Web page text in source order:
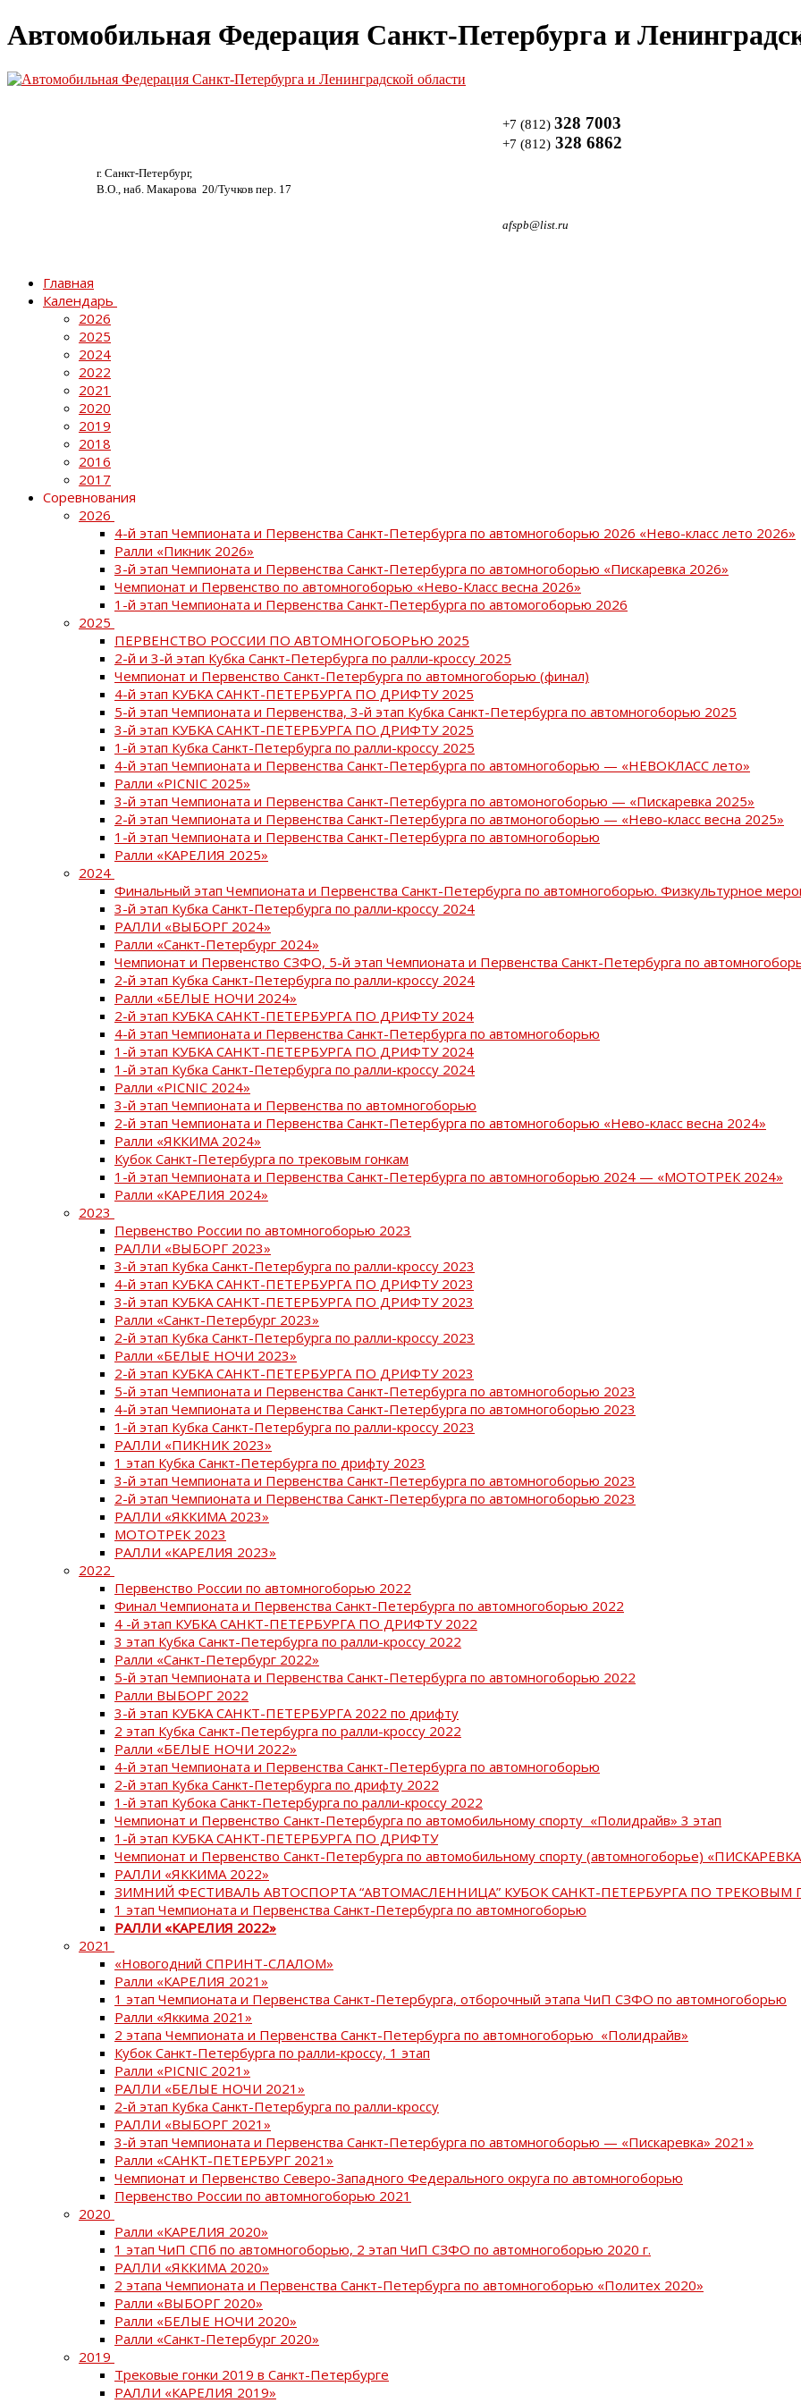
Автомобильная Федерация Санкт-Петербурга и
г. Санкт-Петербург,
В.О., наб. Макарова 20/Тучков пер. 17
+7 (812) 328 7003
+7 (812) 328 6862
afspb@list.ru
Главная
Календарь
2026
2025
2024
2022
2021
2020
2019
2018
2016
2017
Соревнования
2026
4-й этап Чемпионата и Первенства Санкт-Петербурга по автомногоборью 2026 «Нево-класс лето 2026»
Ралли «Пикник 2026»
3-й этап Чемпионата и Первенства Санкт-Петербурга по автомногоборью «Пискаревка 2026»
Чемпионат и Первенство по автомногоборью «Нево-Класс весна 2026»
1-й этап Чемпионата и Первенства Санкт-Петербурга по автомогоборью 2026
2025
ПЕРВЕНСТВО РОССИИ ПО АВТОМНОГОБОРЬЮ 2025
2-й и 3-й этап Кубка Санкт-Петербурга по ралли-кроссу 2025
Чемпионат и Первенство Санкт-Петербурга по автомногоборью (финал)
4-й этап КУБКА САНКТ-ПЕТЕРБУРГА ПО ДРИФТУ 2025
5-й этап Чемпионата и Первенства, 3-й этап Кубка Санкт-Петербурга по автомногоборью 2025
3-й этап КУБКА САНКТ-ПЕТЕРБУРГА ПО ДРИФТУ 2025
1-й этап Кубка Санкт-Петербурга по ралли-кроссу 2025
4-й этап Чемпионата и Первенства Санкт-Петербурга по автомногоборью — «НЕВОКЛАСС лето»
Ралли «PICNIC 2025»
3-й этап Чемпионата и Первенства Санкт-Петербурга по автомоногоборью — «Пискаревка 2025»
2-й этап Чемпионата и Первенства Санкт-Петербурга по автмоногоборью — «Нево-класс весна 2025»
1-й этап Чемпионата и Первенства Санкт-Петербурга по автомногоборью
Ралли «КАРЕЛИЯ 2025»
2024
Финальный этап Чемпионата и Первенства Санкт-Петербурга по автомногоборью. Физкультурное
3-й этап Кубка Санкт-Петербурга по ралли-кроссу 2024
РАЛЛИ «ВЫБОРГ 2024»
Ралли «Санкт-Петербург 2024»
Чемпионат и Первенство СЗФО, 5-й этап Чемпионата и Первенства Санкт-Петербурга по
2-й этап Кубка Санкт-Петербурга по ралли-кроссу 2024
Ралли «БЕЛЫЕ НОЧИ 2024»
2-й этап КУБКА САНКТ-ПЕТЕРБУРГА ПО ДРИФТУ 2024
4-й этап Чемпионата и Первенства Санкт-Петербурга по автомногоборью
1-й этап КУБКА САНКТ-ПЕТЕРБУРГА ПО ДРИФТУ 2024
1-й этап Кубка Санкт-Петербурга по ралли-кроссу 2024
Ралли «PICNIC 2024»
3-й этап Чемпионата и Первенства по автомногоборью
2-й этап Чемпионата и Первенства Санкт-Петербурга по автомногоборью «Нево-класс весна 2024»
Ралли «ЯККИМА 2024»
Кубок Санкт-Петербурга по трековым гонкам
1-й этап Чемпионата и Первенства Санкт-Петербурга по автомногоборью 2024 — «МОТОТРЕК 2024»
Ралли «КАРЕЛИЯ 2024»
2023
Первенство России по автомногоборью 2023
РАЛЛИ «ВЫБОРГ 2023»
3-й этап Кубка Санкт-Петербурга по ралли-кроссу 2023
4-й этап КУБКА САНКТ-ПЕТЕРБУРГА ПО ДРИФТУ 2023
3-й этап КУБКА САНКТ-ПЕТЕРБУРГА ПО ДРИФТУ 2023
Ралли «Санкт-Петербург 2023»
2-й этап Кубка Санкт-Петербурга по ралли-кроссу 2023
Ралли «БЕЛЫЕ НОЧИ 2023»
2-й этап КУБКА САНКТ-ПЕТЕРБУРГА ПО ДРИФТУ 2023
5-й этап Чемпионата и Первенства Санкт-Петербурга по автомногоборью 2023
4-й этап Чемпионата и Первенства Санкт-Петербурга по автомногоборью 2023
1-й этап Кубка Санкт-Петербурга по ралли-кроссу 2023
РАЛЛИ «ПИКНИК 2023»
1 этап Кубка Санкт-Петербурга по дрифту 2023
3-й этап Чемпионата и Первенства Санкт-Петербурга по автомногоборью 2023
2-й этап Чемпионата и Первенства Санкт-Петербурга по автомногоборью 2023
РАЛЛИ «ЯККИМА 2023»
МОТОТРЕК 2023
РАЛЛИ «КАРЕЛИЯ 2023»
2022
Первенство России по автомногоборью 2022
Финал Чемпионата и Первенства Санкт-Петербурга по автомногоборью 2022
4 -й этап КУБКА САНКТ-ПЕТЕРБУРГА ПО ДРИФТУ 2022
3 этап Кубка Санкт-Петербурга по ралли-кроссу 2022
Ралли «Санкт-Петербург 2022»
5-й этап Чемпионата и Первенства Санкт-Петербурга по автомногоборью 2022
Ралли ВЫБОРГ 2022
3-й этап КУБКА САНКТ-ПЕТЕРБУРГА 2022 по дрифту
2 этап Кубка Санкт-Петербурга по ралли-кроссу 2022
Ралли «БЕЛЫЕ НОЧИ 2022»
4-й этап Чемпионата и Первенства Санкт-Петербурга по автомногоборью
2-й этап Кубка Санкт-Петербурга по дрифту 2022
1-й этап Кубока Санкт-Петербурга по ралли-кроссу 2022
Чемпионат и Первенство Санкт-Петербурга по автомобильному спорту «Полидрайв» 3 этап
1-й этап КУБКА САНКТ-ПЕТЕРБУРГА ПО ДРИФТУ
Чемпионат и Первенство Санкт-Петербурга по автомобильному спорту (автомногоборье)
РАЛЛИ «ЯККИМА 2022»
ЗИМНИЙ ФЕСТИВАЛЬ АВТОСПОРТА “АВТОМАСЛЕННИЦА” КУБОК САНКТ-ПЕТЕРБУРГА ПО ТРЕКОВЫМ
1 этап Чемпионата и Первенства Санкт-Петербурга по автомногоборью
РАЛЛИ «КАРЕЛИЯ 2022»
2021
«Новогодний СПРИНТ-СЛАЛОМ»
Ралли «КАРЕЛИЯ 2021»
1 этап Чемпионата и Первенства Санкт-Петербурга, отборочный этапа ЧиП СЗФО по автомногоборью
Ралли «Яккима 2021»
2 этапа Чемпионата и Первенства Санкт-Петербурга по автомногоборью «Полидрайв»
Кубок Санкт-Петербурга по ралли-кроссу, 1 этап
Ралли «PICNIC 2021»
РАЛЛИ «БЕЛЫЕ НОЧИ 2021»
2-й этап Кубка Санкт-Петербурга по ралли-кроссу
РАЛЛИ «ВЫБОРГ 2021»
3-й этап Чемпионата и Первенства Санкт-Петербурга по автомногоборью — «Пискаревка» 2021»
Ралли «САНКТ-ПЕТЕРБУРГ 2021»
Чемпионат и Первенство Северо-Западного Федерального округа по автомногоборью
Первенство России по автомногоборью 2021
2020
Ралли «КАРЕЛИЯ 2020»
1 этап ЧиП СПб по автомногоборью, 2 этап ЧиП СЗФО по автомногоборью 2020 г.
РАЛЛИ «ЯККИМА 2020»
2 этапа Чемпионата и Первенства Санкт-Петербурга по автомногоборью «Политех 2020»
Ралли «ВЫБОРГ 2020»
Ралли «БЕЛЫЕ НОЧИ 2020»
Ралли «Санкт-Петербург 2020»
2019
Трековые гонки 2019 в Санкт-Петербурге
РАЛЛИ «КАРЕЛИЯ 2019»